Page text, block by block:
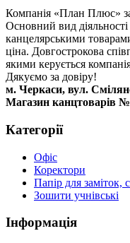
Компанія «План Плюс»
Основний вид діяльності
канцелярськими
ціна. Довгострокова
якими керується
Дякуємо за довіру!
м. Черкаси, вул.
Магазин канцтоварів
Категорії
Офіс
Коректори
Папір для заміток,
Зошити учнівські
Інформація